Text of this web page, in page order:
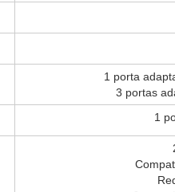
1 porta
3 portas
1